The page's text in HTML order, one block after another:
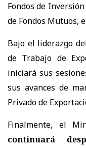
Fondos de
de Fondos Mutuos,
Bajo el liderazgo
de Trabajo de
iniciará sus
sus avances de
Privado de
Finalmente, el
continuará